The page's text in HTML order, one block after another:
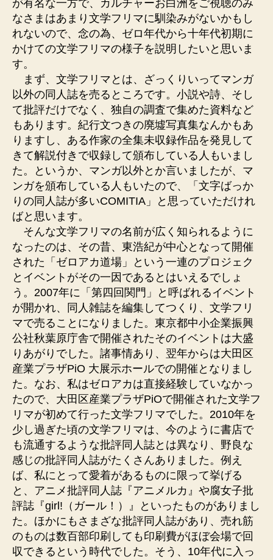
が有名な一方で、カルチャーお白洲をご視聴のみ
なさまはあまり文学フリマに馴染みがないかもし
れないので、念の為、ゼロ年代から十年代初期に
かけての文学フリマの様子を説明したいと思いま
す。
まず、文学フリマとは、ざっくりいってマンガ
以外の同人誌を売るところです。小説や詩、そし
て批評だけでなく、独自の調査で集めた資料など
もあります。紀行文つきの廃墟写真集なんかもあ
りますし、ある作家の全集未収録作品を発見して
きて解説付きで収録して頒布している人もいまし
た。というか、マンガ以外とか言いましたが、マ
ンガを頒布している人もいたので、「文字ばっか
りの同人誌が多いCOMITIA」と思っていただけれ
ばと思います。
そんな文学フリマの名前が広く知られるように
なったのは、その昔、東浩紀が中心となって開催
された「ゼロアカ道場」という一連のプロジェク
とイベントがその一因であるとはいえるでしょ
う。2007年に「第四回関門」と呼ばれるイベント
が開かれ、同人雑誌を編集してつくり、文学フリ
マで売ることになりました。東京都中小企業振興
公社秋葉原庁舎で開催されたそのイベントは大盛
りあがりでした。諸事情あり、翌年からは大田区
産業プラザPiO 大展示ホールでの開催となりまし
た。なお、私はゼロアカは直接経験していなかっ
たので、大田区産業プラザPiOで開催された文学フ
リマが初めて行った文学フリマでした。2010年を
少し過ぎた頃の文学フリマは、今のように書店で
も流通するような批評同人誌とは異なり、野良な
感じの批評同人誌がたくさんありました。例え
ば、私にとって愛着があるものに限って挙げる
と、アニメ批評同人誌『アニメルカ』や腐女子批
評誌『girl!（ガール！）』といったものがありまし
た。ほかにもさまざな批評同人誌があり、売れ筋
のものは数百部印刷しても印刷費がほぼ会場で回
収できるという時代でした。そう、10年代に入っ